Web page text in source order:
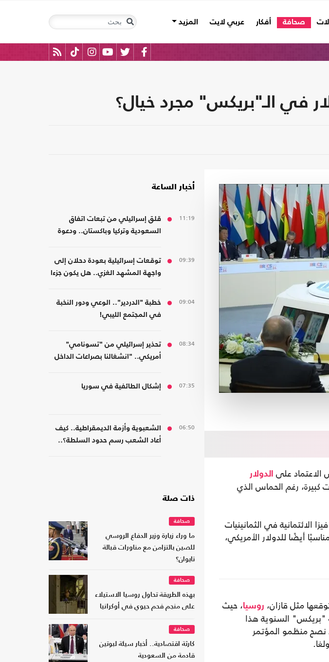
صحافة أفكار عربي لايت المزيد
في الـ"بريكس" مجرد خيال؟
على الدولار
كبيرة، رغم الحماس الذي
إعلانية أطلقتها فيزا الائتمانية في الثمانينيات
أيضًا للدولار الأمريكي،
مثل قازان، روسيا، حيث
"بريكس" السنوية هذا
نصح منظمو المؤتمر
أخبار الساعة
11:19
قلق إسرائيلي من تبعات اتفاق
السعودية وتركيا وباكستان.. ودعوة
09:39
توقعات إسرائيلية بعودة دحلان إلى
واجهة المشهد الغزي.. هل يكون جزءا
09:04
خطبة "الدردير".. الوعي ودور النخبة
في المجتمع الليبي!
08:34
تحذير إسرائيلي من "تسونامي"
أمريكي.. "انشغالنا بصراعات الداخل
07:35 إشكال الطائفية في سوريا
06:50
الشعبوية وأزمة الديمقراطية.. كيف
أعاد الشعب رسم حدود السلطة؟..
ذات صلة
صحافة
ما وراء زيارة وزير الدفاع الروسي
للصين بالتزامن مع مناورات قبالة
تايوان؟
صحافة
بهذه الطريقة تحاول روسيا الاستيلاء
على منجم فحم حيوي في أوكرانيا
صحافة
كارثة اقتصادية.. أخبار سيئة لبوتين
قادمة من السعودية